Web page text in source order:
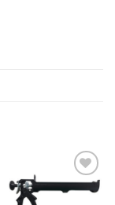
Kedvencekhez